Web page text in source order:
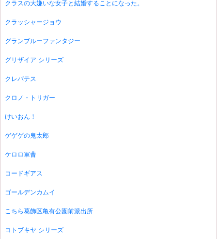
クラスの大嫌いな女子と結婚することになった。
クラッシャージョウ
グランブルーファンタジー
グリザイア シリーズ
クレバテス
クロノ・トリガー
けいおん！
ゲゲゲの鬼太郎
ケロロ軍曹
コードギアス
ゴールデンカムイ
こちら葛飾区亀有公園前派出所
コトブキヤ シリーズ